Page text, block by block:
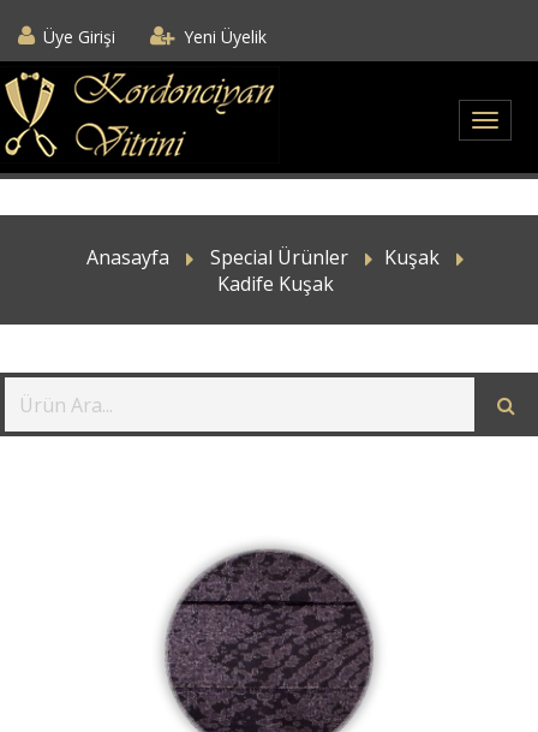
Üye Girişi Yeni Üyelik
Anasayfa Special Ürünler
Kuşak
Kadife Kuşak